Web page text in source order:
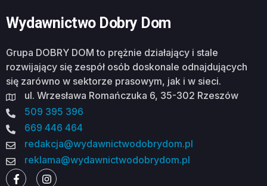
Wydawnictwo Dobry Dom
Grupa DOBRY DOM to prężnie działający i stale
rozwijający się zespół osób doskonale odnajdujących
się zarówno w sektorze prasowym, jak i w sieci.
ul. Wrzesława Romańczuka 6, 35-302 Rzeszów
509 395 396
669 446 464
redakcja@wydawnictwodobrydom.pl
reklama@wydawnictwodobrydom.pl